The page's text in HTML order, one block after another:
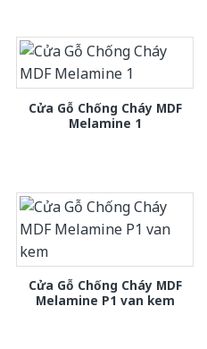
Cửa Gỗ Chống Cháy MDF
Melamine 1
Cửa Gỗ Chống Cháy MDF
Melamine P1 van kem